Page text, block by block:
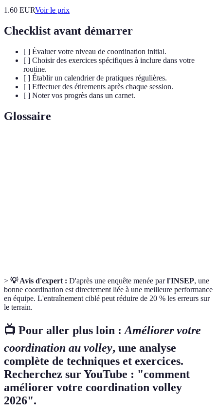
1.60 EURVoir le prix
Checklist avant démarrer
[ ] Évaluer votre niveau de coordination initial.
[ ] Choisir des exercices spécifiques à inclure dans votre
routine.
[ ] Établir un calendrier de pratiques régulières.
[ ] Effectuer des étirements après chaque session.
[ ] Noter vos progrès dans un carnet.
Glossaire
> 💡 Avis d'expert : D'après une enquête menée parl'INSEP, une
bonne coordination est directement liée à une meilleure performance
en équipe. L'entraînement ciblé peut réduire de 20 % les erreurs sur
le terrain.
📺 Pour aller plus loin : Améliorer votre
coordination au volley, une analyse
complète de techniques et exercices.
Recherchez sur YouTube : "comment
améliorer votre coordination volley
2026".